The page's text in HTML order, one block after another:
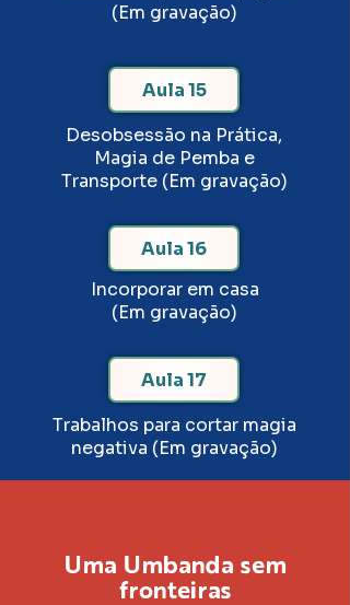
(Em gravação)
Aula 15
Desobsessão na Prática,
Magia de Pemba e
Transporte (Em gravação)
Aula 16
Incorporar em casa
(Em gravação)
Aula 17
Trabalhos para cortar magia
negativa (Em gravação)
Uma Umbanda sem
fronteiras